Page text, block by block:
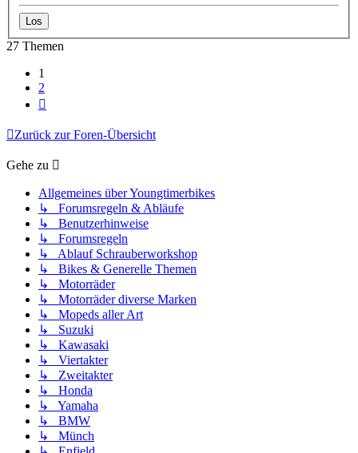
27 Themen
1
2
Zurück zur Foren-Übersicht
Gehe zu
Allgemeines über Youngtimerbikes
↳ Forumsregeln & Abläufe
↳ Benutzerhinweise
↳ Forumsregeln
↳ Ablauf Schrauberworkshop
↳ Bikes & Generelle Themen
↳ Motorräder
↳ Motorräder diverse Marken
↳ Mopeds aller Art
↳ Suzuki
↳ Kawasaki
↳ Viertakter
↳ Zweitakter
↳ Honda
↳ Yamaha
↳ BMW
↳ Münch